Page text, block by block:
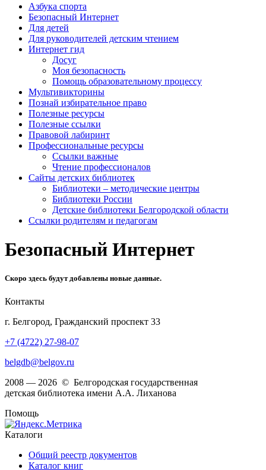
Азбука спорта
Безопасный Интернет
Для детей
Для руководителей детским чтением
Интернет гид
Досуг
Моя безопасность
Помощь образовательному процессу
Мультивикторины
Познай избирательное право
Полезные ресурсы
Полезные ссылки
Правовой лабиринт
Профессиональные ресурсы
Ссылки важные
Чтение профессионалов
Сайты детских библиотек
Библиотеки – методические центры
Библиотеки России
Детские библиотеки Белгородской области
Ссылки родителям и педагогам
Безопасный Интернет
Скоро здесь будут добавлены новые данные.
Контакты
г. Белгород, Гражданский проспект 33
+7 (4722) 27-98-07
belgdb@belgov.ru
2008 — 2026 © Белгородская государственная
детская библиотека имени А.А. Лиханова
Помощь
Каталоги
Общий реестр документов
Каталог книг